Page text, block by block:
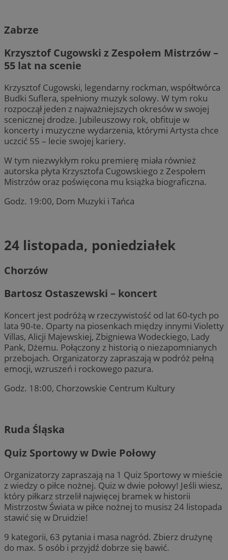
Zabrze
Krzysztof Cugowski z Zespołem Mistrzów –
55 lat na scenie
Krzysztof Cugowski, legendarny rockman, współtwórca
Budki Suflera, spełniony muzyk solowy. W tym roku
rozpoczął jeden z najważniejszych okresów w swojej
scenicznej drodze. Jubileuszowy rok, obfituje w
koncerty i muzyczne wydarzenia, którymi Artysta chce
uczcić 55 – lecie swojej kariery.
W tym niezwykłym roku premierę miała również
autorska płyta Krzysztofa Cugowskiego z Zespołem
Mistrzów oraz poświęcona mu książka biograficzna.
Godz. 19:00, Dom Muzyki i Tańca
24 listopada, poniedziałek
Chorzów
Bartosz Ostaszewski – koncert
Koncert jest podróżą w rzeczywistość od lat 60-tych po
lata 90-te. Oparty na piosenkach między innymi Violetty
Villas, Alicji Majewskiej, Zbigniewa Wodeckiego, Lady
Pank, Dżemu. Połączony z historią o niezapomnianych
przebojach. Organizatorzy zapraszają w podróż pełną
emocji, wzruszeń i rockowego pazura.
Godz. 18:00, Chorzowskie Centrum Kultury
Ruda Śląska
Quiz Sportowy w Dwie Połowy
Organizatorzy zapraszają na 1 Quiz Sportowy w mieście
z wiedzy o piłce nożnej. Quiz w dwie połowy! Jeśli wiesz,
który piłkarz strzelił najwięcej bramek w historii
Mistrzostw Świata w piłce nożnej to musisz 24 listopada
stawić się w Druidzie!
9 kategorii, 63 pytania i masa nagród. Zbierz drużynę
do max. 5 osób i przyjdź dobrze się bawić.